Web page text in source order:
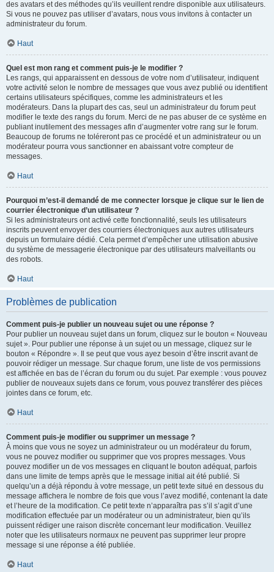
des avatars et des méthodes qu’ils veuillent rendre disponible aux utilisateurs.
Si vous ne pouvez pas utiliser d’avatars, nous vous invitons à contacter un
administrateur du forum.
Haut
Quel est mon rang et comment puis-je le modifier ?
Les rangs, qui apparaissent en dessous de votre nom d’utilisateur, indiquent
votre activité selon le nombre de messages que vous avez publié ou identifient
certains utilisateurs spécifiques, comme les administrateurs et les
modérateurs. Dans la plupart des cas, seul un administrateur du forum peut
modifier le texte des rangs du forum. Merci de ne pas abuser de ce système en
publiant inutilement des messages afin d’augmenter votre rang sur le forum.
Beaucoup de forums ne toléreront pas ce procédé et un administrateur ou un
modérateur pourra vous sanctionner en abaissant votre compteur de
messages.
Haut
Pourquoi m’est-il demandé de me connecter lorsque je clique sur le lien de
courrier électronique d’un utilisateur ?
Si les administrateurs ont activé cette fonctionnalité, seuls les utilisateurs
inscrits peuvent envoyer des courriers électroniques aux autres utilisateurs
depuis un formulaire dédié. Cela permet d’empêcher une utilisation abusive
du système de messagerie électronique par des utilisateurs malveillants ou
des robots.
Haut
Problèmes de publication
Comment puis-je publier un nouveau sujet ou une réponse ?
Pour publier un nouveau sujet dans un forum, cliquez sur le bouton « Nouveau
sujet ». Pour publier une réponse à un sujet ou un message, cliquez sur le
bouton « Répondre ». Il se peut que vous ayez besoin d’être inscrit avant de
pouvoir rédiger un message. Sur chaque forum, une liste de vos permissions
est affichée en bas de l’écran du forum ou du sujet. Par exemple : vous pouvez
publier de nouveaux sujets dans ce forum, vous pouvez transférer des pièces
jointes dans ce forum, etc.
Haut
Comment puis-je modifier ou supprimer un message ?
À moins que vous ne soyez un administrateur ou un modérateur du forum,
vous ne pouvez modifier ou supprimer que vos propres messages. Vous
pouvez modifier un de vos messages en cliquant le bouton adéquat, parfois
dans une limite de temps après que le message initial ait été publié. Si
quelqu’un a déjà répondu à votre message, un petit texte situé en dessous du
message affichera le nombre de fois que vous l’avez modifié, contenant la date
et l’heure de la modification. Ce petit texte n’apparaîtra pas s’il s’agit d’une
modification effectuée par un modérateur ou un administrateur, bien qu’ils
puissent rédiger une raison discrète concernant leur modification. Veuillez
noter que les utilisateurs normaux ne peuvent pas supprimer leur propre
message si une réponse a été publiée.
Haut